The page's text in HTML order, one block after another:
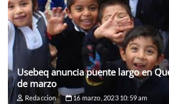
Usebeq anuncia puente largo en
de marzo
Redaccion 16 marzo, 2023 10:59 am